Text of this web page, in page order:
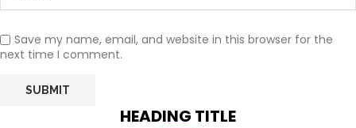
Save my name, email, and website in this browser for the
next time I comment.
HEADING TITLE